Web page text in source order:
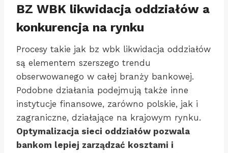
BZ WBK likwidacja oddziałów a
konkurencja na rynku
Procesy takie jak bz wbk likwidacja oddziałów
są elementem szerszego trendu
obserwowanego w całej branży bankowej.
Podobne działania podejmują także inne
instytucje finansowe, zarówno polskie, jak i
zagraniczne, działające na krajowym rynku.
Optymalizacja sieci oddziałów pozwala
bankom lepiej zarządzać kosztami i